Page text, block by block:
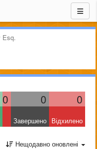
Esq.
0 0 0
Завершено Відхилено
Нещодавно оновлені